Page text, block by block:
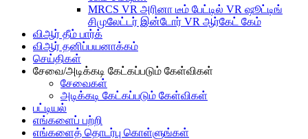
MRCS VR அரினா டீம் பேட்டில் VR ஷூட்டிங்
சிமுலேட்டர் இன்டோர் VR ஆர்கேட் கேம்
விஆர் தீம் பார்க்
விஆர் தனிப்பயனாக்கம்
செய்திகள்
சேவை/அடிக்கடி கேட்கப்படும் கேள்விகள்
சேவைகள்
அடிக்கடி கேட்கப்படும் கேள்விகள்
பட்டியல்
எங்களைப் பற்றி
எங்களைத் தொடர்பு கொள்ளுங்கள்